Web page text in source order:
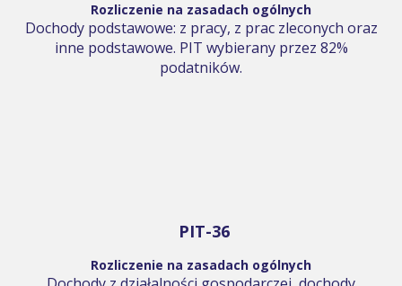
Rozliczenie na zasadach ogólnych
Dochody podstawowe: z pracy, z prac zleconych oraz
inne podstawowe. PIT wybierany przez 82%
podatników.
PIT-36
Rozliczenie na zasadach ogólnych